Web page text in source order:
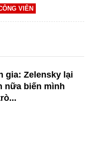
VIÊN
gia: Zelensky lại
nữa biến mình